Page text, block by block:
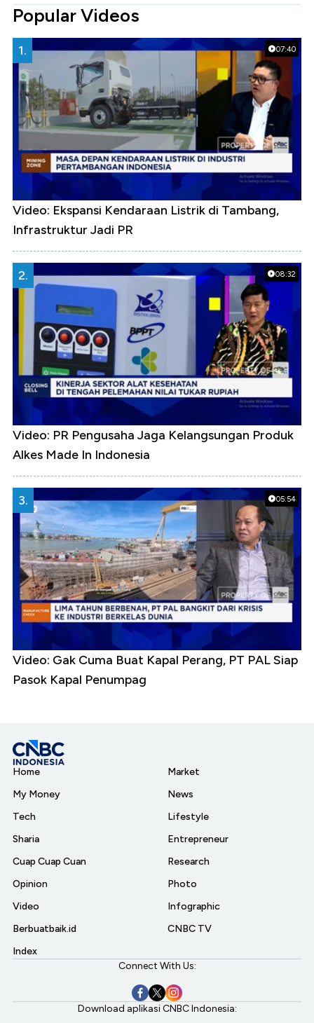
Popular Videos
07:40
1.
Video: Ekspansi Kendaraan Listrik di Tambang,
Infrastruktur Jadi PR
08:32
2.
Video: PR Pengusaha Jaga Kelangsungan Produk
Alkes Made In Indonesia
05:54
3.
Video: Gak Cuma Buat Kapal Perang, PT PAL Siap
Pasok Kapal Penumpag
Home
My Money
Tech
Sharia
Cuap Cuap Cuan
Opinion
Video
Berbuatbaik.id
Index
Market
News
Lifestyle
Entrepreneur
Research
Photo
Infographic
CNBC TV
Connect With Us:
Download aplikasi CNBC Indonesia: